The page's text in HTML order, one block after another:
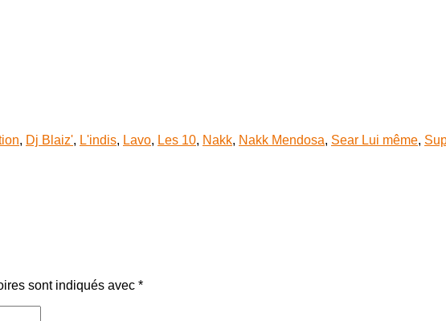
, Dj Blaiz', L'indis, Lavo, Les 10, Nakk, Nakk Mendosa, Sear Lui même,
sont indiqués avec *